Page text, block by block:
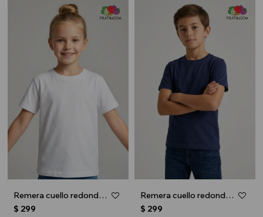
Remera cuello redondo ICONIC 150 - UNISEX - Blanco
$ 299
Remera cuello redondo ICONIC 150 - UNISEX - Azul marino
$ 299